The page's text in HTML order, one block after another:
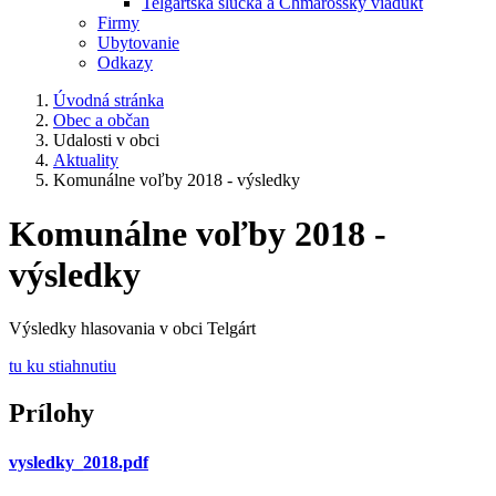
Firmy
Ubytovanie
Odkazy
Úvodná stránka
Obec a občan
Udalosti v obci
Aktuality
Komunálne voľby 2018 - výsledky
Komunálne voľby 2018 -
výsledky
Výsledky hlasovania v obci Telgárt
tu ku stiahnutiu
Prílohy
vysledky_2018.pdf